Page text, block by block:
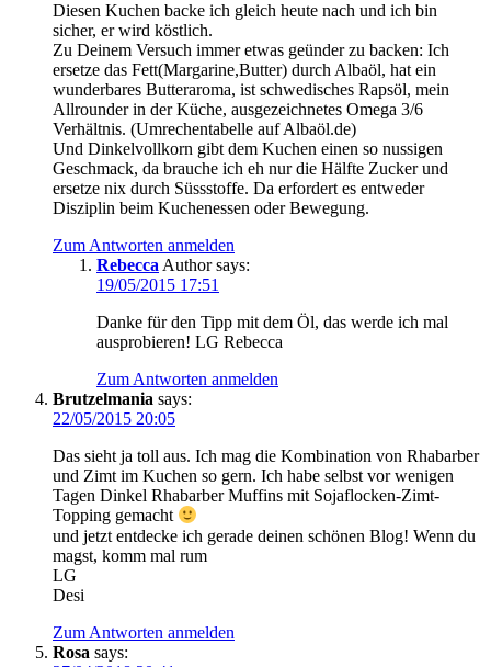
Diesen Kuchen backe ich gleich heute nach und ich bin
sicher, er wird köstlich.
Zu Deinem Versuch immer etwas geünder zu backen: Ich
ersetze das Fett(Margarine,Butter) durch Albaöl, hat ein
wunderbares Butteraroma, ist schwedisches Rapsöl, mein
Allrounder in der Küche, ausgezeichnetes Omega 3/6
Verhältnis. (Umrechentabelle auf Albaöl.de)
Und Dinkelvollkorn gibt dem Kuchen einen so nussigen
Geschmack, da brauche ich eh nur die Hälfte Zucker und
ersetze nix durch Süssstoffe. Da erfordert es entweder
Disziplin beim Kuchenessen oder Bewegung.
Zum Antworten anmelden
RebeccaAuthor says:
19/05/2015 17:51
Danke für den Tipp mit dem Öl, das werde ich mal
ausprobieren! LG Rebecca
Zum Antworten anmelden
Brutzelmania says:
22/05/2015 20:05
Das sieht ja toll aus. Ich mag die Kombination von Rhabarber
und Zimt im Kuchen so gern. Ich habe selbst vor wenigen
Tagen Dinkel Rhabarber Muffins mit Sojaflocken-Zimt-
Topping gemacht
und jetzt entdecke ich gerade deinen schönen Blog! Wenn du
magst, komm mal rum
LG
Desi
Zum Antworten anmelden
Rosa says: